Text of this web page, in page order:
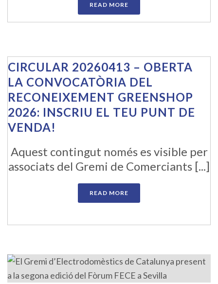
READ MORE
CIRCULAR 20260413 – OBERTA
LA CONVOCATÒRIA DEL
RECONEIXEMENT GREENSHOP
2026: INSCRIU EL TEU PUNT DE
VENDA!
Aquest contingut només es visible per
associats del Gremi de Comerciants [...]
READ MORE